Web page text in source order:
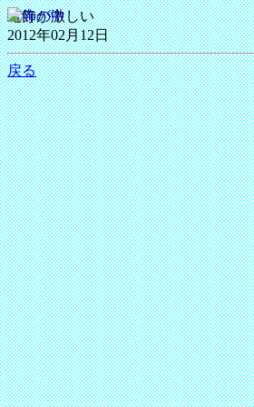
電飾が激しい
2012年02月12日
戻る